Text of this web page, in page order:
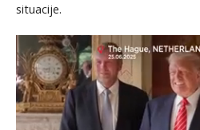
situacije.